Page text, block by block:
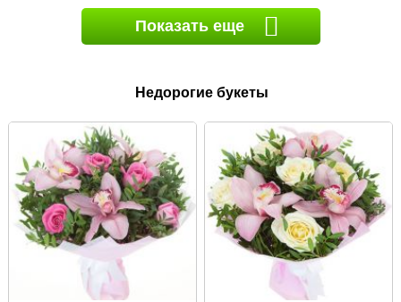
Показать еще
Недорогие букеты